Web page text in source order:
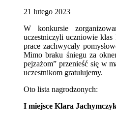
21 lutego 2023
W konkursie
uczestniczyli uczniowie
prace zachwycały
Mimo braku śniegu za
pejzażom” przenieść się w
uczestnikom gratulujemy.
Oto lista nagrodzonych:
I miejsce Klara